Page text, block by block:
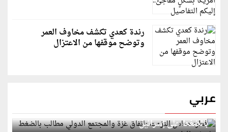
رندة كعدي تكشف مخاوف العمر
وتوضح موقفها من الاعتزال
عربي
قطر: حماس التزمت باتفاق غزة والمجتمع الدولي مطالب
بالضغط على إسرائيل